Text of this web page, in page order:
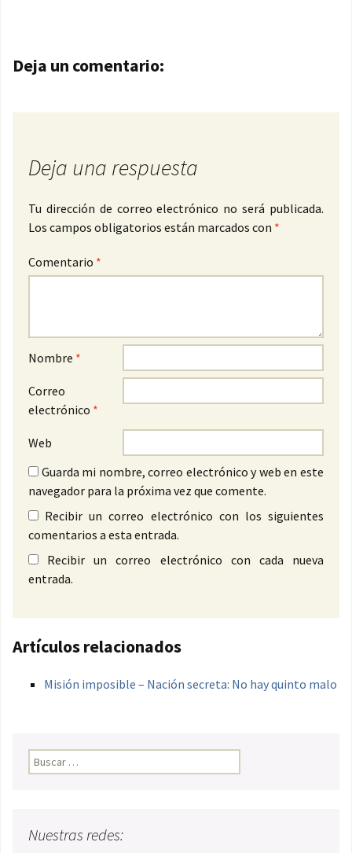
Navegación de entradas
Deja un comentario:
Deja una respuesta
Tu dirección de correo electrónico no será publicada.
Los campos obligatorios están marcados con *
Comentario *
Nombre *
Correo
electrónico *
Web
Guarda mi nombre, correo electrónico y web en este
navegador para la próxima vez que comente.
Recibir un correo electrónico con los siguientes
comentarios a esta entrada.
Recibir un correo electrónico con cada nueva
entrada.
Artículos relacionados
Misión imposible – Nación secreta: No hay quinto malo
Buscar:
Nuestras redes: